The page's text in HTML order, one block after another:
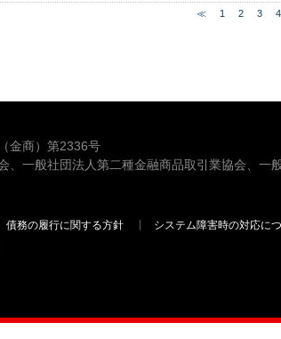
≪ 1 2 3 4
金商）第2336号
一般社団法人第二種金融商品取引業協会、一
債務の履行に関する方針 システム障害時の対応に